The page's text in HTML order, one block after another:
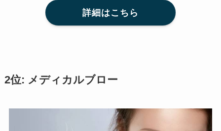
詳細はこちら
2位: メディカルブロー